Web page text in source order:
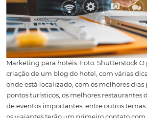
conteúdo
Nomarketing para hotéisaquele
viajante a tomar as melhores
alcançar asmelhores receitasem
exatamente por conta do
marketing de conteúdo é uma das
adotar no setor hoteleiro.